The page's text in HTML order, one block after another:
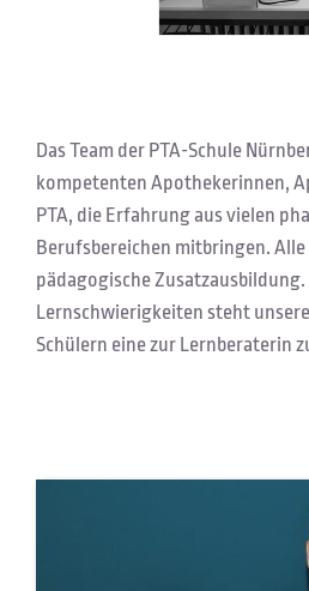
Das Team der PTA-Schule
kompetenten Apothekerinnen,
PTA, die Erfahrung aus vielen
Berufsbereichen mitbringen.
pädagogische Zusatzausbildung.
Lernschwierigkeiten steht
Schülern eine zur Lernberaterin